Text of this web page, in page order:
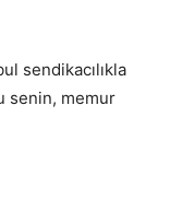
sendikacılıkla
senin, memur